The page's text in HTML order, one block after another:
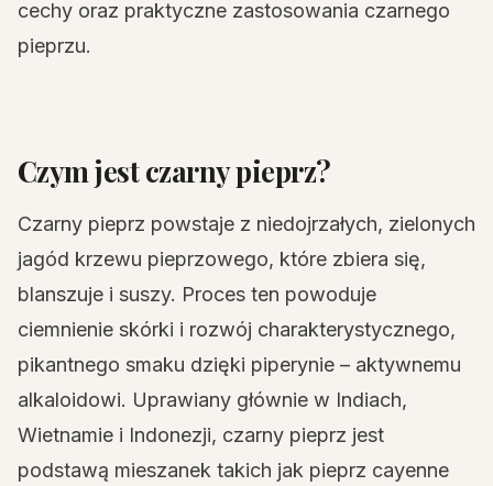
cechy oraz praktyczne zastosowania czarnego
pieprzu.
Czym jest czarny pieprz?
Czarny pieprz powstaje z niedojrzałych, zielonych
jagód krzewu pieprzowego, które zbiera się,
blanszuje i suszy. Proces ten powoduje
ciemnienie skórki i rozwój charakterystycznego,
pikantnego smaku dzięki piperynie – aktywnemu
alkaloidowi. Uprawiany głównie w Indiach,
Wietnamie i Indonezji, czarny pieprz jest
podstawą mieszanek takich jak pieprz cayenne